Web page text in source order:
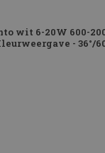
wit 6-20W 600-
- 36°/